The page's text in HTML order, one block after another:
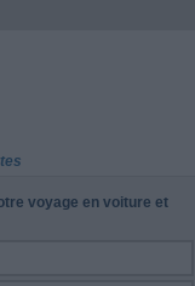
voyage en voiture et